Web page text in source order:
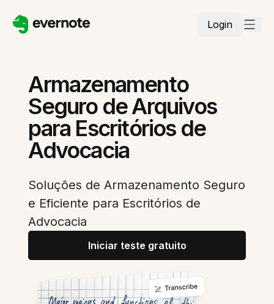
Login
Armazenamento
Seguro de Arquivos
para Escritórios de
Advocacia
Soluções de Armazenamento Seguro
e Eficiente para Escritórios de
Advocacia
Iniciar teste gratuito